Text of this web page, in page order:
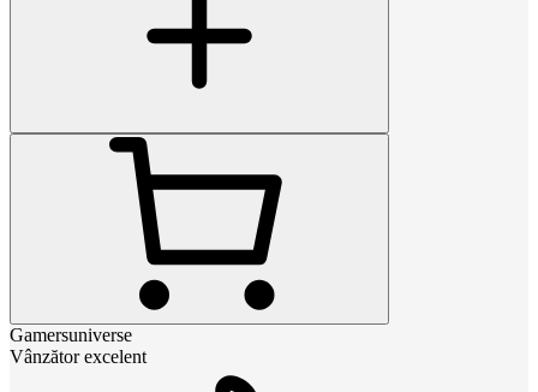
Gamersuniverse
Vânzător excelent